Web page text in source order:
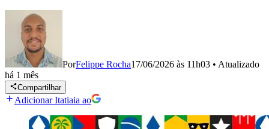
PorFelippe Rocha17/06/2026 às 11h03 • Atualizado
há 1 mês
Compartilhar
Adicionar Itatiaia ao